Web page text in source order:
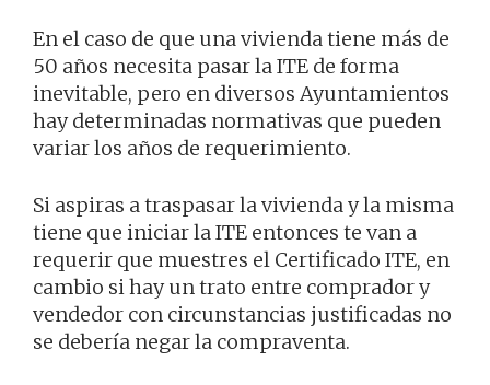
En el caso de que una vivienda tiene más de
50 años necesita pasar la ITE de forma
inevitable, pero en diversos Ayuntamientos
hay determinadas normativas que pueden
variar los años de requerimiento.
Si aspiras a traspasar la vivienda y la misma
tiene que iniciar la ITE entonces te van a
requerir que muestres el Certificado ITE, en
cambio si hay un trato entre comprador y
vendedor con circunstancias justificadas no
se debería negar la compraventa.